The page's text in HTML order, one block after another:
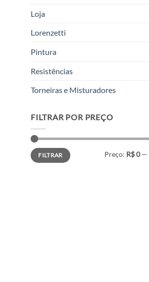
Loja
Lorenzetti
Pintura
Resistências
Torneiras e Misturadores
FILTRAR POR PREÇO
Preço
mínimo
Preço
máximo
FILTRAR Preço: R$ 0—